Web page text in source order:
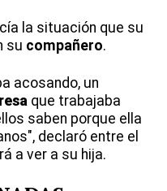
la situación que su
su compañero.
acosando, un
que trabajaba
saben porque ella
declaró entre el
a ver a su hija.